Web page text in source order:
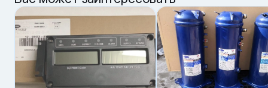
даты приобретения товара при условии, что сохранены все его
потребительские свойства, нет следов установки, не нарушена
целостность, комплектация и товарный вид упаковки.